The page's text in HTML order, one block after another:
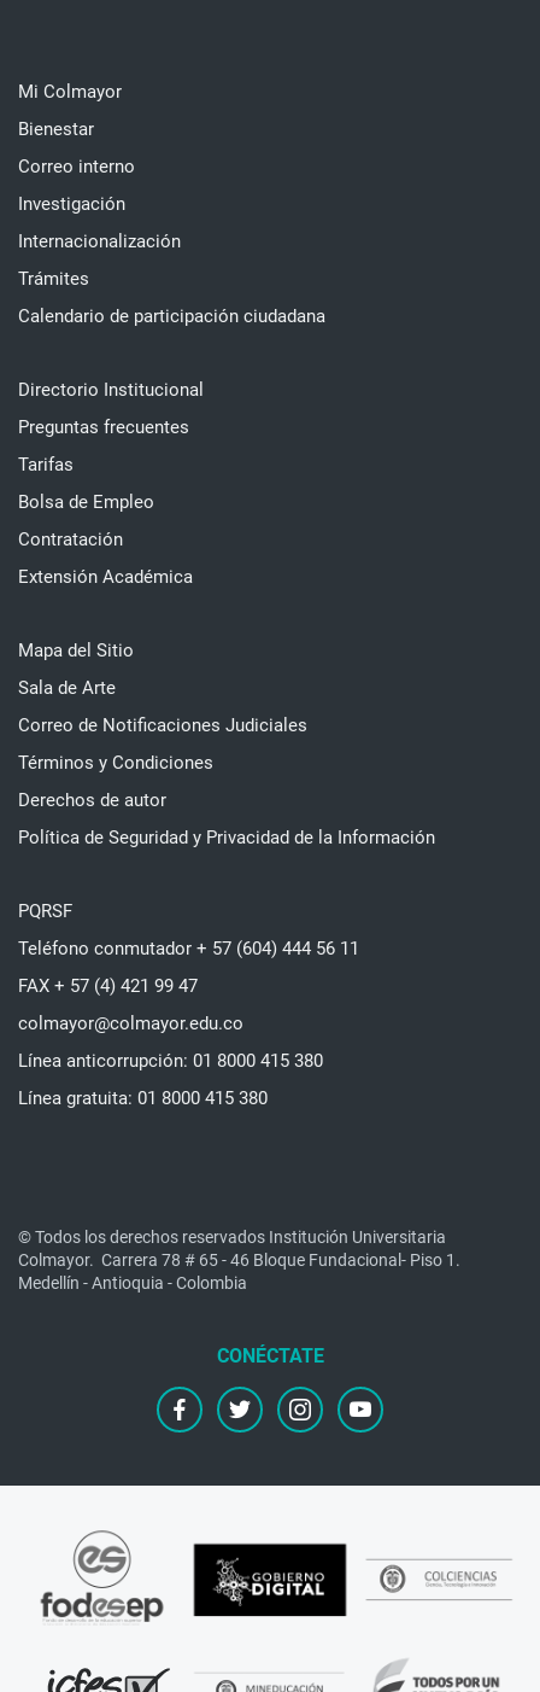
Mi Colmayor
Bienestar
Correo interno
Investigación
Internacionalización
Trámites
Calendario de participación ciudadana
Directorio Institucional
Preguntas frecuentes
Tarifas
Bolsa de Empleo
Contratación
Extensión Académica
Mapa del Sitio
Sala de Arte
Correo de Notificaciones Judiciales
Términos y Condiciones
Derechos de autor
Política de Seguridad y Privacidad de la Información
PQRSF
Teléfono conmutador + 57 (604) 444 56 11
FAX + 57 (4) 421 99 47
colmayor@colmayor.edu.co
Línea anticorrupción: 01 8000 415 380
Línea gratuita: 01 8000 415 380
© Todos los derechos reservados Institución Universitaria
Colmayor. Carrera 78 # 65 - 46 Bloque Fundacional- Piso 1.
Medellín - Antioquia - Colombia